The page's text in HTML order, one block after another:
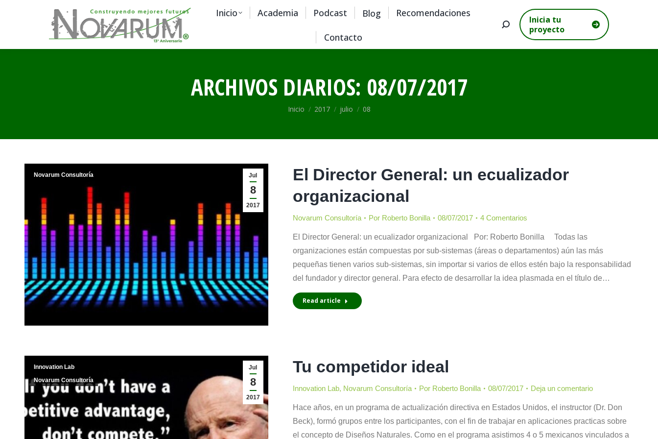
Inicio Academia Podcast Blog Recomendaciones
Contacto
Buscar:
Inicia tu
proyecto
ARCHIVOS DIARIOS: 08/07/2017
Estás aquí:
Inicio 2017 julio 08
Jul
8
2017
Novarum Consultoría
El Director General: un ecualizador
organizacional
Novarum Consultoría Por Roberto Bonilla 08/07/2017 4 Comentarios
El Director General: un ecualizador organizacional Por: Roberto Bonilla Todas las
organizaciones están compuestas por sub-sistemas (áreas o departamentos) aún las más
pequeñas tienen varios sub-sistemas, sin importar si varios de ellos estén bajo la responsabilidad
del fundador y director general. Para efecto de desarrollar la idea plasmada en el título de…
Read article
Jul
8
2017
Innovation Lab
Novarum Consultoría
Tu competidor ideal
Innovation Lab, Novarum Consultoría Por Roberto Bonilla 08/07/2017 Deja un comentario
Hace años, en un programa de actualización directiva en Estados Unidos, el instructor (Dr. Don
Beck), formó grupos entre los participantes, con el fin de trabajar en aplicaciones practicas sobre
el concepto de Diseños Naturales. Como en el programa asistimos 4 o 5 mexicanos vinculados a